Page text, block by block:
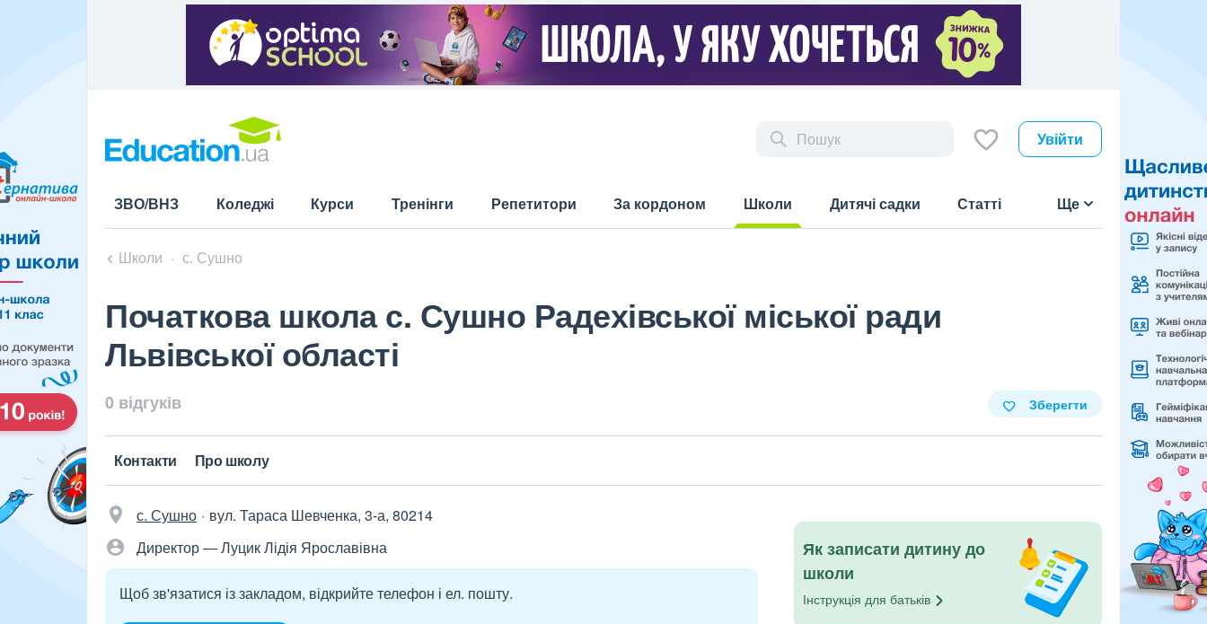
Увійти
ЗВО/ВНЗ Коледжі Курси Тренінги Репетитори За кордоном
Школи
Дитячі садки Статті Ще
Школи с. Сушно
Початкова школа с. Сушно Радехівської міської ради
Львівської області
0 відгуків Зберегти
Контакти Про школу
с. Сушно
вул. Тараса Шевченка, 3-а, 80214
Директор — Луцик Лідія Ярославівна
Щоб зв'язатися із закладом, відкрийте телефон і ел. пошту.
Як записати дитину до
школи
Інструкція для батьків